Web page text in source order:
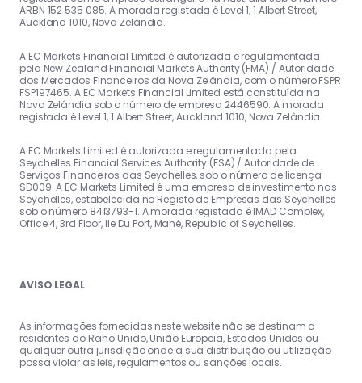
ARBN 152 535 085. A morada registada é Level 1, 1 Albert Street,
Auckland 1010, Nova Zelândia.
A EC Markets Financial Limited é autorizada e regulamentada
pela New Zealand Financial Markets Authority (FMA) / Autoridade
dos Mercados Financeiros da Nova Zelândia, com o número FSPR
FSP197465. A EC Markets Financial Limited está constituída na
Nova Zelândia sob o número de empresa 2446590. A morada
registada é Level 1, 1 Albert Street, Auckland 1010, Nova Zelândia.
A EC Markets Limited é autorizada e regulamentada pela
Seychelles Financial Services Authority (FSA) / Autoridade de
Serviços Financeiros das Seychelles, sob o número de licença
SD009. A EC Markets Limited é uma empresa de investimento nas
Seychelles, estabelecida no Registo de Empresas das Seychelles
sob o número 8413793-1. A morada registada é IMAD Complex,
Office 4, 3rd Floor, Ile Du Port, Mahé, Republic of Seychelles.
AVISO LEGAL
As informações fornecidas neste website não se destinam a
residentes do Reino Unido, União Europeia, Estados Unidos ou
qualquer outra jurisdição onde a sua distribuição ou utilização
possa violar as leis, regulamentos ou sanções locais.